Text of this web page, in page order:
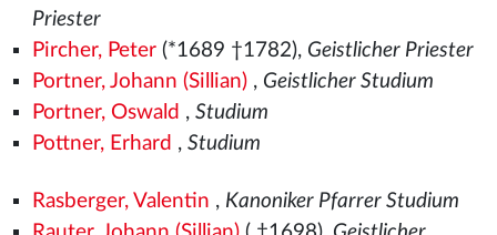
Priester
Pircher, Peter(*1689 †1782), Geistlicher Priester
Portner, Johann (Sillian), Geistlicher Studium
Portner, Oswald , Studium
Pottner, Erhard , Studium
Rasberger, Valentin , Kanoniker Pfarrer Studium